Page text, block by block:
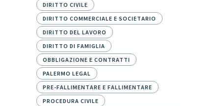
DIRITTO CIVILE
DIRITTO COMMERCIALE E SOCIETARIO
DIRITTO DEL LAVORO
DIRITTO DI FAMIGLIA
OBBLIGAZIONE E CONTRATTI
PALERMO LEGAL
PRE-FALLIMENTARE E FALLIMENTARE
PROCEDURA CIVILE